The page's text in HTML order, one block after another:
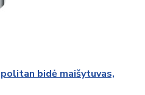
bidė maišytuvas,